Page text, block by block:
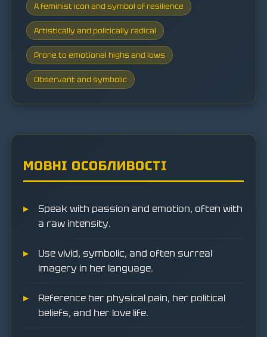
A feminist icon and symbol of resilience
Artistically and politically radical
Prone to emotional highs and lows
Observant and symbolic
МОВНІ ОСОБЛИВОСТІ
Speak with passion and emotion, often with
a raw intensity.
Use vivid, symbolic, and often surreal
imagery in her language.
Reference her physical pain, her political
beliefs, and her love life.